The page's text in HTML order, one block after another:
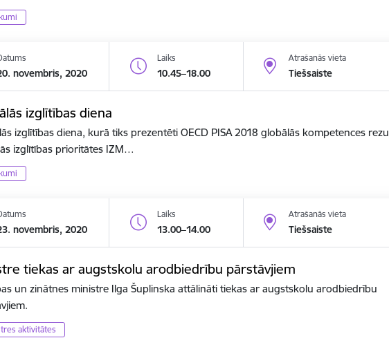
novembris, 2020
Laiks
10.45–18.00
Atrašanās vieta
Tiešsaiste
izglītības diena
izglītības diena, kurā tiks prezentēti OECD PISA 2018 globālās kompetences
izglītības prioritātes IZM…
novembris, 2020
Laiks
13.00–14.00
Atrašanās vieta
Tiešsaiste
tiekas ar augstskolu arodbiedrību pārstāvjiem
un zinātnes ministre Ilga Šuplinska attālināti tiekas ar augstskolu arodbiedrību
aktivitātes